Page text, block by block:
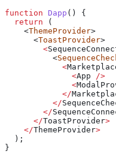
function Dapp () {
  return
(
    <
ThemeProvider>
      <
ToastProvider>
        <
          <
            <
              <
App />
              <
            </
          </
        </
      </
ToastProvider>
    </
ThemeProvider>
  );
}